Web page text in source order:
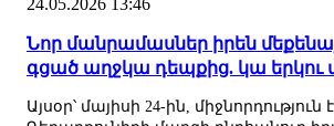
Նոր մանրամասներ իրեն
գցած աղջկա դեպքից. կա երկու
Այսօր՝ մայիսի 24-ին, միջնորդություն